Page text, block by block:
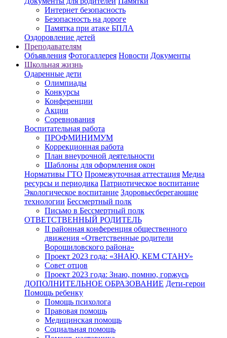
Интернет безопасность
Безопасность на дороге
Памятка при атаке БПЛА
Оздоровление детей
Преподавателям
Объявления Фотогаллерея Новости Документы
Школьная жизнь
Одаренные дети
Олимпиады
Конкурсы
Конференции
Акции
Соревнования
Воспитательная работа
ПРОФМИНИМУМ
Коррекционная работа
План внеурочной деятельности
Шаблоны для оформления окон
Нормативы ГТО Промежуточная аттестация Медиа
ресурсы и периодика Патриотическое воспитание
Экологическое воспитание Здоровьесберегающие
технологии Бессмертный полк
Письмо в Бессмертный полк
ОТВЕТСТВЕННЫЙ РОДИТЕЛЬ
II районная конференция общественного
движения «Ответственные родители
Ворошиловского района»
Проект 2023 года: «ЗНАЮ, КЕМ СТАНУ»
Совет отцов
Проект 2023 года: Знаю, помню, горжусь
ДОПОЛНИТЕЛЬНОЕ ОБРАЗОВАНИЕ Дети-герои
Помощь ребенку
Помощь психолога
Правовая помощь
Медицинская помощь
Социальная помощь